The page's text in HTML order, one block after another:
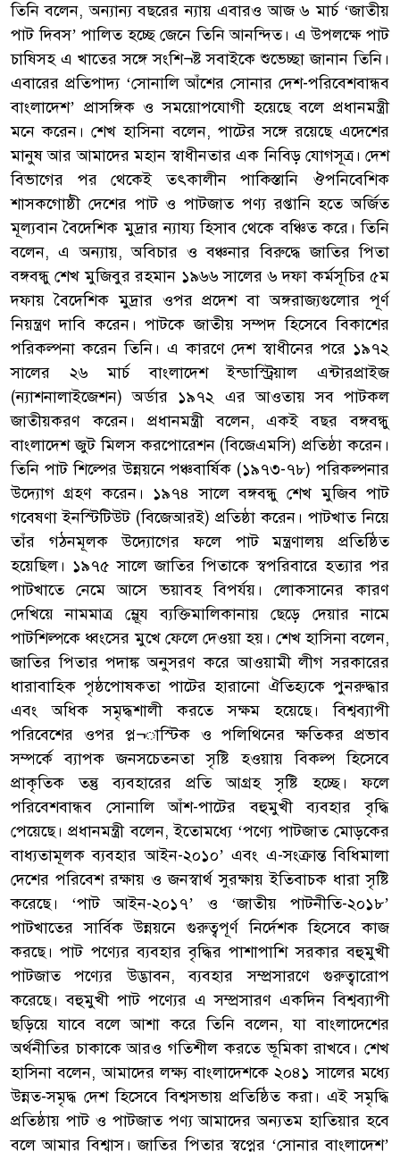
তিনি বলেন, অন্যান্য বছরের ন্যায় এবারও আজ ৬ মার্চ ‘জাতীয়
পাট দিবস’ পালিত হচ্ছে জেনে তিনি আনন্দিত। এ উপলক্ষে পাট
চাষিসহ এ খাতের সঙ্গে সংশি¬ষ্ট সবাইকে শুভেচ্ছা জানান তিনি।
এবারের প্রতিপাদ্য ‘সোনালি আঁশের সোনার দেশ-পরিবেশবান্ধব
বাংলাদেশ’ প্রাসঙ্গিক ও সময়োপযোগী হয়েছে বলে প্রধানমন্ত্রী
মনে করেন। শেখ হাসিনা বলেন, পাটের সঙ্গে রয়েছে এদেশের
মানুষ আর আমাদের মহান স্বাধীনতার এক নিবিড় যোগসূত্র। দেশ
বিভাগের পর থেকেই তৎকালীন পাকিস্তানি ঔপনিবেশিক
শাসকগোষ্ঠী দেশের পাট ও পাটজাত পণ্য রপ্তানি হতে অর্জিত
মূল্যবান বৈদেশিক মুদ্রার ন্যায্য হিসাব থেকে বঞ্চিত করে। তিনি
বলেন, এ অন্যায়, অবিচার ও বঞ্চনার বিরুদ্ধে জাতির পিতা
বঙ্গবন্ধু শেখ মুজিবুর রহমান ১৯৬৬ সালের ৬ দফা কর্মসূচির ৫ম
দফায় বৈদেশিক মুদ্রার ওপর প্রদেশ বা অঙ্গরাজ্যগুলোর পূর্ণ
নিয়ন্ত্রণ দাবি করেন। পাটকে জাতীয় সম্পদ হিসেবে বিকাশের
পরিকল্পনা করেন তিনি। এ কারণে দেশ স্বাধীনের পরে ১৯৭২
সালের ২৬ মার্চ বাংলাদেশ ইন্ডাস্ট্রিয়াল এন্টারপ্রাইজ
(ন্যাশনালাইজেশন) অর্ডার ১৯৭২ এর আওতায় সব পাটকল
জাতীয়করণ করেন। প্রধানমন্ত্রী বলেন, একই বছর বঙ্গবন্ধু
বাংলাদেশ জুট মিলস করপোরেশন (বিজেএমসি) প্রতিষ্ঠা করেন।
তিনি পাট শিল্পের উন্নয়নে পঞ্চবার্ষিক (১৯৭৩-৭৮) পরিকল্পনার
উদ্যোগ গ্রহণ করেন। ১৯৭৪ সালে বঙ্গবন্ধু শেখ মুজিব পাট
গবেষণা ইনস্টিটিউট (বিজেআরই) প্রতিষ্ঠা করেন। পাটখাত নিয়ে
তাঁর গঠনমূলক উদ্যোগের ফলে পাট মন্ত্রণালয় প্রতিষ্ঠিত
হয়েছিল। ১৯৭৫ সালে জাতির পিতাকে স্বপরিবারে হত্যার পর
পাটখাতে নেমে আসে ভয়াবহ বিপর্যয়। লোকসানের কারণ
দেখিয়ে নামমাত্র ম্লূ্েয ব্যক্তিমালিকানায় ছেড়ে দেয়ার নামে
পাটশিল্পকে ধ্বংসের মুখে ফেলে দেওয়া হয়। শেখ হাসিনা বলেন,
জাতির পিতার পদাঙ্ক অনুসরণ করে আওয়ামী লীগ সরকারের
ধারাবাহিক পৃষ্ঠপোষকতা পাটের হারানো ঐতিহ্যকে পুনরুদ্ধার
এবং অধিক সমৃদ্ধশালী করতে সক্ষম হয়েছে। বিশ্বব্যাপী
পরিবেশের ওপর প্ল¬াস্টিক ও পলিথিনের ক্ষতিকর প্রভাব
সম্পর্কে ব্যাপক জনসচেতনতা সৃষ্টি হওয়ায় বিকল্প হিসেবে
প্রাকৃতিক তন্তু ব্যবহারের প্রতি আগ্রহ সৃষ্টি হচ্ছে। ফলে
পরিবেশবান্ধব সোনালি আঁশ-পাটের বহুমুখী ব্যবহার বৃদ্ধি
পেয়েছে। প্রধানমন্ত্রী বলেন, ইতোমধ্যে ‘পণ্যে পাটজাত মোড়কের
বাধ্যতামূলক ব্যবহার আইন-২০১০’ এবং এ-সংক্রান্ত বিধিমালা
দেশের পরিবেশ রক্ষায় ও জনস্বার্থ সুরক্ষায় ইতিবাচক ধারা সৃষ্টি
করেছে। ‘পাট আইন-২০১৭’ ও ‘জাতীয় পাটনীতি-২০১৮’
পাটখাতের সার্বিক উন্নয়নে গুরুত্বপূর্ণ নির্দেশক হিসেবে কাজ
করছে। পাট পণ্যের ব্যবহার বৃদ্ধির পাশাপাশি সরকার বহুমুখী
পাটজাত পণ্যের উদ্ভাবন, ব্যবহার সম্প্রসারণে গুরুত্বারোপ
করেছে। বহুমুখী পাট পণ্যের এ সম্প্রসারণ একদিন বিশ্বব্যাপী
ছড়িয়ে যাবে বলে আশা করে তিনি বলেন, যা বাংলাদেশের
অর্থনীতির চাকাকে আরও গতিশীল করতে ভূমিকা রাখবে। শেখ
হাসিনা বলেন, আমাদের লক্ষ্য বাংলাদেশকে ২০৪১ সালের মধ্যে
উন্নত-সমৃদ্ধ দেশ হিসেবে বিশ্বসভায় প্রতিষ্ঠিত করা। এই সমৃদ্ধি
প্রতিষ্ঠায় পাট ও পাটজাত পণ্য আমাদের অন্যতম হাতিয়ার হবে
বলে আমার বিশ্বাস। জাতির পিতার স্বপ্নের ‘সোনার বাংলাদেশ’